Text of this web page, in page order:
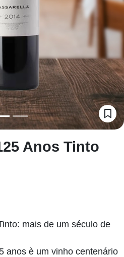
Anos Tinto
mais de um século de
anos è um vinho centenário